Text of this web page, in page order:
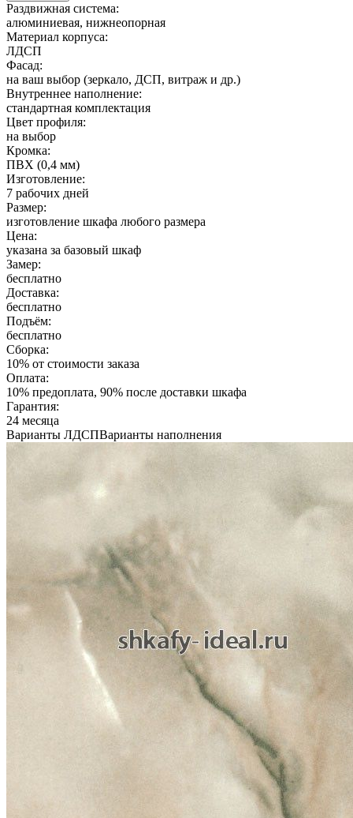
Раздвижная система:
алюминиевая, нижнеопорная
Материал корпуса:
ЛДСП
Фасад:
на ваш выбор (зеркало, ДСП, витраж и др.)
Внутреннее наполнение:
стандартная комплектация
Цвет профиля:
на выбор
Кромка:
ПВХ (0,4 мм)
Изготовление:
7 рабочих дней
Размер:
изготовление шкафа любого размера
Цена:
указана за базовый шкаф
Замер:
бесплатно
Доставка:
бесплатно
Подъём:
бесплатно
Сборка:
10% от стоимости заказа
Оплата:
10% предоплата, 90% после доставки шкафа
Гарантия:
24 месяца
Варианты ЛДСПВарианты наполнения